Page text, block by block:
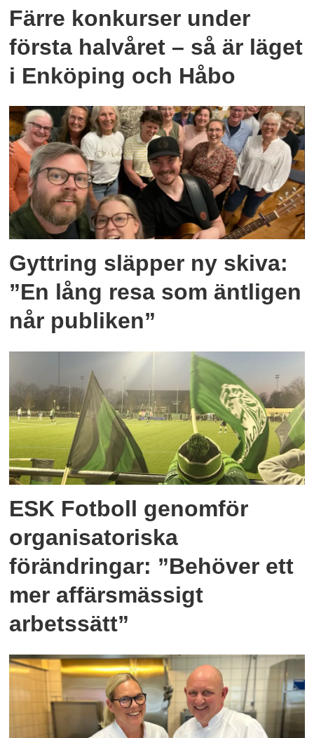
Färre konkurser under
första halvåret – så är läget
i Enköping och Håbo
Gyttring släpper ny skiva:
”En lång resa som äntligen
når publiken”
ESK Fotboll genomför
organisatoriska
förändringar: ”Behöver ett
mer affärsmässigt
arbetssätt”